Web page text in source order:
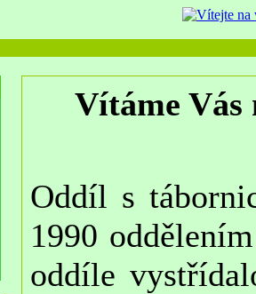
Vítáme Vás
Oddíl s
1990
oddíle